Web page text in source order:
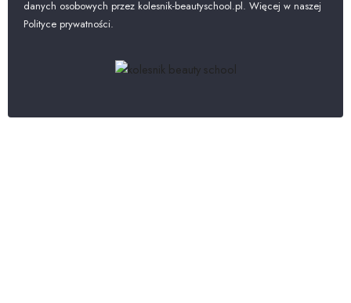
danych osobowych przez kolesnik-beautyschool.pl. Więcej w naszej
Polityce prywatności.